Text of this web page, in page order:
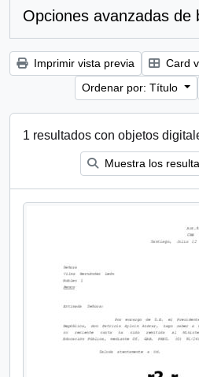
Opciones avanzadas de
Imprimir vista previa Card
Ordenar por: Título
1 resultados con objetos
Muestra los